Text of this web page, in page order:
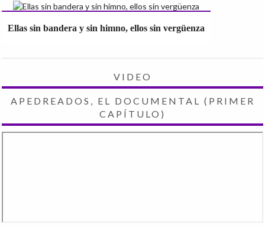
Ellas sin bandera y sin himno, ellos sin vergüenza
VIDEO
APEDREADOS, EL DOCUMENTAL (PRIMER
CAPÍTULO)